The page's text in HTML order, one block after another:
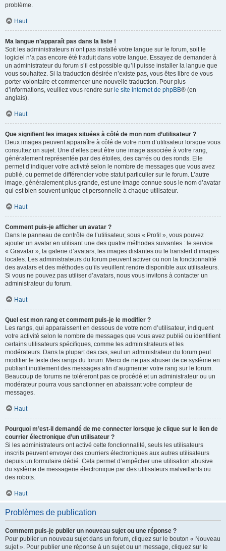
problème.
Haut
Ma langue n’apparaît pas dans la liste !
Soit les administrateurs n’ont pas installé votre langue sur le forum, soit le
logiciel n’a pas encore été traduit dans votre langue. Essayez de demander à
un administrateur du forum s’il est possible qu’il puisse installer la langue que
vous souhaitez. Si la traduction désirée n’existe pas, vous êtes libre de vous
porter volontaire et commencer une nouvelle traduction. Pour plus
d’informations, veuillez vous rendre sur le site internet de phpBB® (en
anglais).
Haut
Que signifient les images situées à côté de mon nom d’utilisateur ?
Deux images peuvent apparaître à côté de votre nom d’utilisateur lorsque vous
consultez un sujet. Une d’elles peut être une image associée à votre rang,
généralement représentée par des étoiles, des carrés ou des ronds. Elle
permet d’indiquer votre activité selon le nombre de messages que vous avez
publié, ou permet de différencier votre statut particulier sur le forum. L’autre
image, généralement plus grande, est une image connue sous le nom d’avatar
qui est bien souvent unique et personnelle à chaque utilisateur.
Haut
Comment puis-je afficher un avatar ?
Dans le panneau de contrôle de l’utilisateur, sous « Profil », vous pouvez
ajouter un avatar en utilisant une des quatre méthodes suivantes : le service
« Gravatar », la galerie d’avatars, les images distantes ou le transfert d’images
locales. Les administrateurs du forum peuvent activer ou non la fonctionnalité
des avatars et des méthodes qu’ils veuillent rendre disponible aux utilisateurs.
Si vous ne pouvez pas utiliser d’avatars, nous vous invitons à contacter un
administrateur du forum.
Haut
Quel est mon rang et comment puis-je le modifier ?
Les rangs, qui apparaissent en dessous de votre nom d’utilisateur, indiquent
votre activité selon le nombre de messages que vous avez publié ou identifient
certains utilisateurs spécifiques, comme les administrateurs et les
modérateurs. Dans la plupart des cas, seul un administrateur du forum peut
modifier le texte des rangs du forum. Merci de ne pas abuser de ce système en
publiant inutilement des messages afin d’augmenter votre rang sur le forum.
Beaucoup de forums ne toléreront pas ce procédé et un administrateur ou un
modérateur pourra vous sanctionner en abaissant votre compteur de
messages.
Haut
Pourquoi m’est-il demandé de me connecter lorsque je clique sur le lien de
courrier électronique d’un utilisateur ?
Si les administrateurs ont activé cette fonctionnalité, seuls les utilisateurs
inscrits peuvent envoyer des courriers électroniques aux autres utilisateurs
depuis un formulaire dédié. Cela permet d’empêcher une utilisation abusive
du système de messagerie électronique par des utilisateurs malveillants ou
des robots.
Haut
Problèmes de publication
Comment puis-je publier un nouveau sujet ou une réponse ?
Pour publier un nouveau sujet dans un forum, cliquez sur le bouton « Nouveau
sujet ». Pour publier une réponse à un sujet ou un message, cliquez sur le